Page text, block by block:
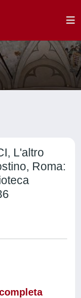
L'altro
Roma: